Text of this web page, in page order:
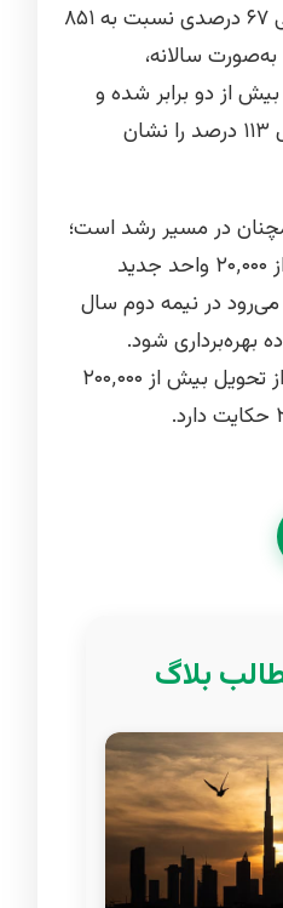
پرایم ثبت شد — افزایشی ۶۷ درصدی نسبت به ۸۵۱
سالانه،
از دو برابر شده و
رشد خیره‌کننده‌ای معادل ۱۱۳ درصد را نشان
در مسیر رشد است؛
در نیمه اول سال، بیش از ۲۰٬۰۰۰ واحد جدید
در نیمه دوم سال
بهره‌برداری شود.
چشم‌انداز بلندمدت نیز از تحویل بیش از ۲۰۰٬۰۰۰
بلاگ